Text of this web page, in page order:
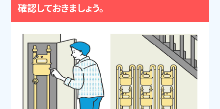
確認しておきましょう。